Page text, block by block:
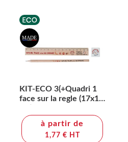
KIT-ECO 3(+Quadri 1
face sur la regle (17x1,3
crayon et sur la gomme
(2,2x2,4 cm))
à partir de
1,77 € HT